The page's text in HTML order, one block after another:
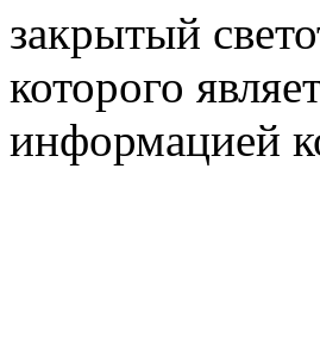
закрытый
которого
информацией